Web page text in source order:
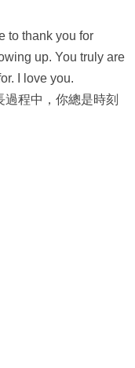
to thank you for
up. You truly are
I love you.
程中，你總是時刻